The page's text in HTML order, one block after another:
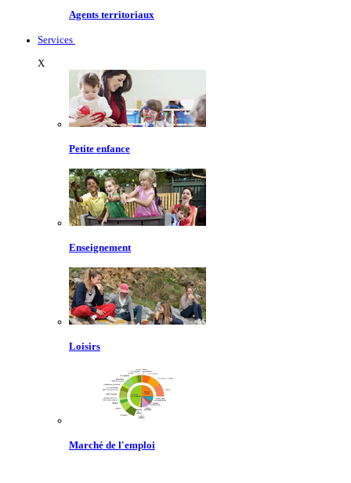
Agents territoriaux
Services
X
Petite enfance
Enseignement
Loisirs
Marché de l'emploi